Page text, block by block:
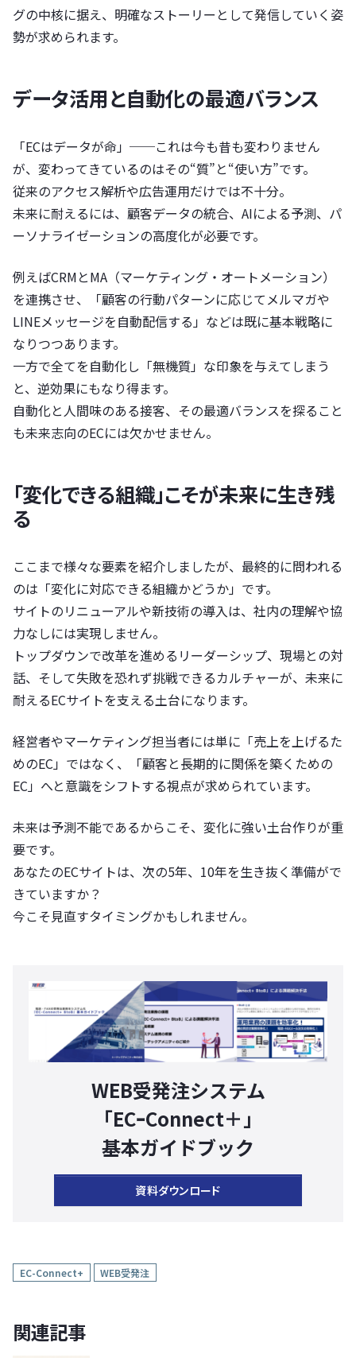
グの中核に据え、明確なストーリーとして発信していく姿
勢が求められます。
データ活用と自動化の最適バランス
「ECはデータが命」──これは今も昔も変わりません
が、変わってきているのはその“質”と“使い方”です。
従来のアクセス解析や広告運用だけでは不十分。
未来に耐えるには、顧客データの統合、AIによる予測、パ
ーソナライゼーションの高度化が必要です。
例えばCRMとMA（マーケティング・オートメーション）
を連携させ、「顧客の行動パターンに応じてメルマガや
LINEメッセージを自動配信する」などは既に基本戦略に
なりつつあります。
一方で全てを自動化し「無機質」な印象を与えてしまう
と、逆効果にもなり得ます。
自動化と人間味のある接客、その最適バランスを探ること
も未来志向のECには欠かせません。
「変化できる組織」こそが未来に生き残
る
ここまで様々な要素を紹介しましたが、最終的に問われる
のは「変化に対応できる組織かどうか」です。
サイトのリニューアルや新技術の導入は、社内の理解や協
力なしには実現しません。
トップダウンで改革を進めるリーダーシップ、現場との対
話、そして失敗を恐れず挑戦できるカルチャーが、未来に
耐えるECサイトを支える土台になります。
経営者やマーケティング担当者には単に「売上を上げるた
めのEC」ではなく、「顧客と長期的に関係を築くための
EC」へと意識をシフトする視点が求められています。
未来は予測不能であるからこそ、変化に強い土台作りが重
要です。
あなたのECサイトは、次の5年、10年を生き抜く準備がで
きていますか？
今こそ見直すタイミングかもしれません。
WEB受発注システム
「ECｰConnect＋」
基本ガイドブック
資料ダウンロード
EC-Connect+ WEB受発注
関連記事